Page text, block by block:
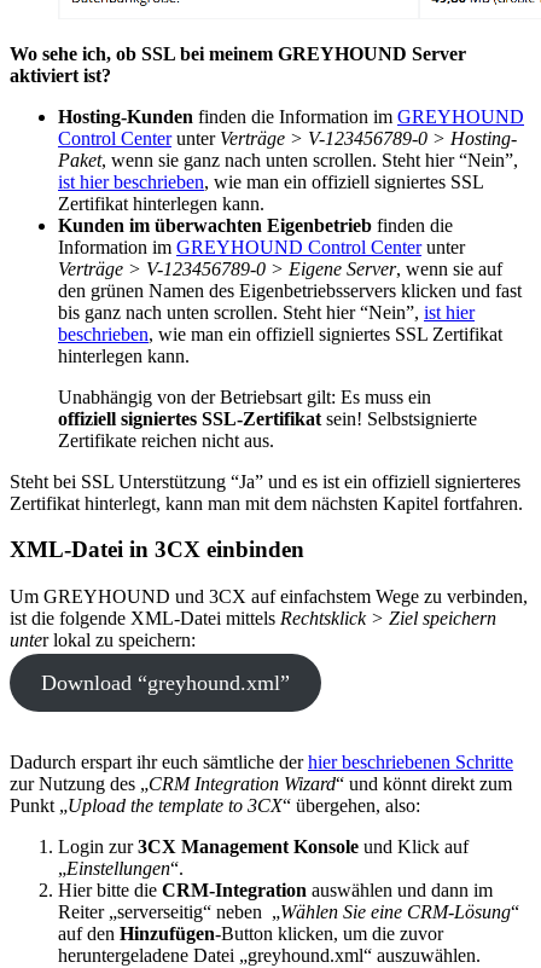
Wo sehe ich, ob SSL bei meinem GREYHOUND Server
aktiviert ist?
Hosting-Kunden finden die Information im GREYHOUND
Control Centerunter Verträge > V-123456789-0 > Hosting-
Paket, wenn sie ganz nach unten scrollen. Steht hier “Nein”,
ist hier beschrieben, wie man ein offiziell signiertes SSL
Zertifikat hinterlegen kann.
Kunden im überwachten Eigenbetrieb finden die
Information im GREYHOUND Control Centerunter
Verträge > V-123456789-0 > Eigene Server, wenn sie auf
den grünen Namen des Eigenbetriebsservers klicken und fast
bis ganz nach unten scrollen. Steht hier “Nein”, ist hier
beschrieben, wie man ein offiziell signiertes SSL Zertifikat
hinterlegen kann.
Unabhängig von der Betriebsart gilt: Es muss ein
offiziell signiertes SSL-Zertifikat sein! Selbstsignierte
Zertifikate reichen nicht aus.
Steht bei SSL Unterstützung “Ja” und es ist ein offiziell signierteres
Zertifikat hinterlegt, kann man mit dem nächsten Kapitel fortfahren.
XML-Datei in 3CX einbinden
Um GREYHOUND und 3CX auf einfachstem Wege zu verbinden,
ist die folgende XML-Datei mittels Rechtsklick > Ziel speichern
unter lokal zu speichern:
Download “greyhound.xml”
Dadurch erspart ihr euch sämtliche derhier beschriebenen Schritte
zur Nutzung des „CRM Integration Wizard“ und könnt direkt zum
Punkt „Upload the template to 3CX“ übergehen, also:
Login zur3CX Management Konsole und Klick auf
„Einstellungen“.
Hier bitte die CRM-Integration auswählen und dann im
Reiter „serverseitig“ neben „Wählen Sie eine CRM-Lösung“
auf den Hinzufügen-Button klicken, um die zuvor
heruntergeladene Datei „greyhound.xml“ auszuwählen.